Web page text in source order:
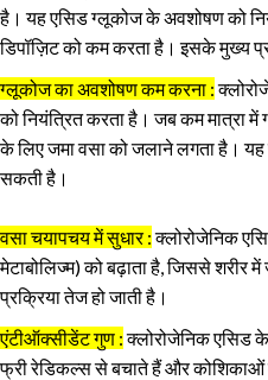
है। यह एसिड ग्लूकोज के अवशोषण को
डिपॉज़िट को कम करता है। इसके मुख्य
ग्लूकोज का अवशोषण कम करना :
को नियंत्रित करता है। जब कम मात्रा में
के लिए जमा वसा को जलाने लगता है।
सकती है।
वसा चयापचय में सुधार :क्लोरोजेनिक
मेटाबोलिज्म) को बढ़ाता है, जिससे शरीर
प्रक्रिया तेज हो जाती है।
एंटीऑक्सीडेंट गुण :क्लोरोजेनिक एसिड
फ्री रेडिकल्स से बचाते हैं और कोशिकाओं